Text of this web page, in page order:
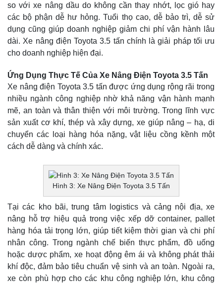
so với xe nâng dầu do không cần thay nhớt, lọc gió hay
các bộ phận dễ hư hỏng. Tuổi thọ cao, dễ bảo trì, dễ sử
dụng cũng giúp doanh nghiệp giảm chi phí vận hành lâu
dài. Xe nâng điện Toyota 3.5 tấn chính là giải pháp tối ưu
cho doanh nghiệp hiện đại.
Ứng Dụng Thực Tế Của Xe Nâng Điện Toyota 3.5 Tấn
Xe nâng điện Toyota 3.5 tấn được ứng dụng rộng rãi trong
nhiều ngành công nghiệp nhờ khả năng vận hành mạnh
mẽ, an toàn và thân thiện với môi trường. Trong lĩnh vực
sản xuất cơ khí, thép và xây dựng, xe giúp nâng – hạ, di
chuyển các loại hàng hóa nặng, vật liệu cồng kềnh một
cách dễ dàng và chính xác.
Hình 3: Xe Nâng Điện Toyota 3.5 Tấn
Tại các kho bãi, trung tâm logistics và cảng nội địa, xe
nâng hỗ trợ hiệu quả trong việc xếp dỡ container, pallet
hàng hóa tải trọng lớn, giúp tiết kiệm thời gian và chi phí
nhân công. Trong ngành chế biến thực phẩm, đồ uống
hoặc dược phẩm, xe hoạt động êm ái và không phát thải
khí độc, đảm bảo tiêu chuẩn vệ sinh và an toàn. Ngoài ra,
xe còn phù hợp cho các khu công nghiệp lớn, khu công